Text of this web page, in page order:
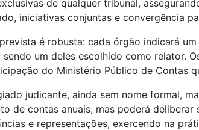
de qualquer tribunal,
iniciativas conjuntas e convergência
é robusta: cada órgão indicará
um deles escolhido como relator.
do Ministério Público de Contas
judicante, ainda sem nome formal,
de contas anuais, mas poderá
e representações, exercendo na